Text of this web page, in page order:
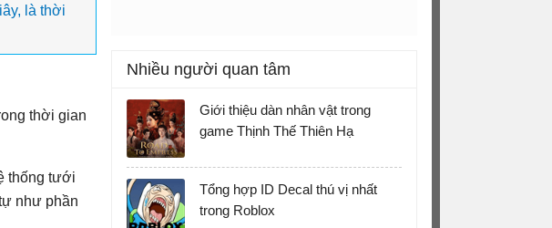
là thời
thời gian
thống tưới
như phần
Nhiều người quan tâm
Giới thiệu dàn nhân vật trong
game Thịnh Thế Thiên Hạ
Tổng hợp ID Decal thú vị nhất
trong Roblox